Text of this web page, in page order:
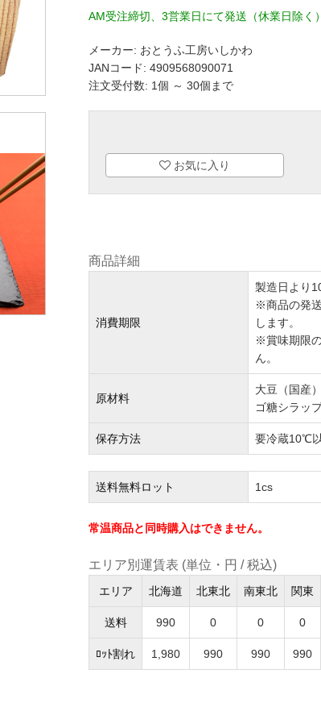
AM受注締切、3営業日にて発送（休業日除く）
メーカー: おとうふ工房いしかわ
JANコード: 4909568090071
注文受付数: 1個 ～ 30個まで
お気に入り
商品詳細
消費期限
製造日より
※商品の発
します。
※賞味期限
ん。
原材料
大豆（国産
ゴ糖シラッ
保存方法 要冷蔵10℃
送料無料ロット 1cs
常温商品と同時購入はできません。
エリア別運賃表 (単位・円 / 税込)
エリア 北海道 北東北 南東北 関東
送料 990 0 0 0
ﾛｯﾄ割れ 1,980 990 990 990